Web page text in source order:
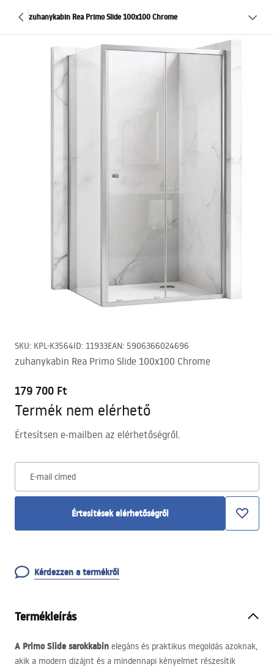
zuhanykabin Rea Primo Slide 100x100 Chrome
SKU: KPL-K3564ID: 11933EAN: 5906366024696
zuhanykabin Rea Primo Slide 100x100 Chrome
179 700 Ft
Termék nem elérhető
Értesítsen e-mailben az elérhetőségről.
E-mail címed
Értesítések elérhetőségről
Kérdezzen a termékről
Termékleírás
A Primo Slide sarokkabin elegáns és praktikus megoldás azoknak,
akik a modern dizájnt és a mindennapi kényelmet részesítik